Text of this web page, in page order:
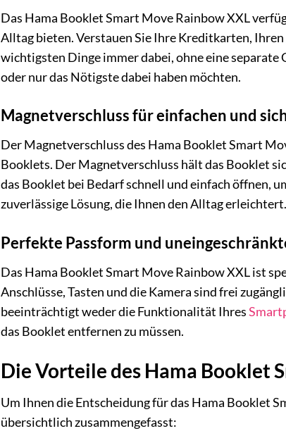
Das Hama Booklet Smart Move Rainbow XXL
Alltag bieten. Verstauen Sie Ihre Kreditkarten,
wichtigsten Dinge immer dabei, ohne eine separate
oder nur das Nötigste dabei haben möchten.
Magnetverschluss für einfachen und
Der Magnetverschluss des Hama Booklet Smart
Booklets. Der Magnetverschluss hält das Booklet
das Booklet bei Bedarf schnell und einfach öffnen,
zuverlässige Lösung, die Ihnen den Alltag erleichtert.
Perfekte Passform und
Das Hama Booklet Smart Move Rainbow XXL ist
Anschlüsse, Tasten und die Kamera sind frei
beeinträchtigt weder die Funktionalität Ihres
das Booklet entfernen zu müssen.
Die Vorteile des Hama Booklet
Um Ihnen die Entscheidung für das Hama Booklet
übersichtlich zusammengefasst: